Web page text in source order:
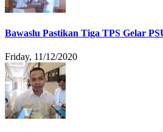
Bawaslu Pastikan Tiga TPS Gelar
Friday, 11/12/2020